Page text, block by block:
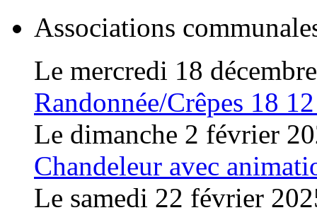
Associations
Le mercredi 18
Randonnée/Crêpes 18 12
Le dimanche 2 février
Chandeleur avec
Le samedi 22 février